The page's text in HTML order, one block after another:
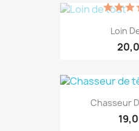
Loin
Chasseur